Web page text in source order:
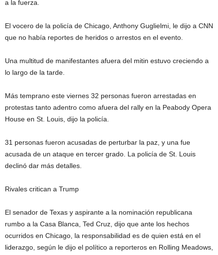
a la fuerza.
El vocero de la policía de Chicago, Anthony Guglielmi, le dijo a CNN
que no había reportes de heridos o arrestos en el evento.
Una multitud de manifestantes afuera del mitin estuvo creciendo a
lo largo de la tarde.
Más temprano este viernes 32 personas fueron arrestadas en
protestas tanto adentro como afuera del rally en la Peabody Opera
House en St. Louis, dijo la policía.
31 personas fueron acusadas de perturbar la paz, y una fue
acusada de un ataque en tercer grado. La policía de St. Louis
declinó dar más detalles.
Rivales critican a Trump
El senador de Texas y aspirante a la nominación republicana
rumbo a la Casa Blanca, Ted Cruz, dijo que ante los hechos
ocurridos en Chicago, la responsabilidad es de quien está en el
liderazgo, según le dijo el político a reporteros en Rolling Meadows,